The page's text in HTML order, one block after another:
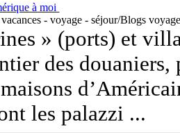
à moi
- voyage - séjour/Blogs
» (ports) et
des douaniers,
les palazzi ...